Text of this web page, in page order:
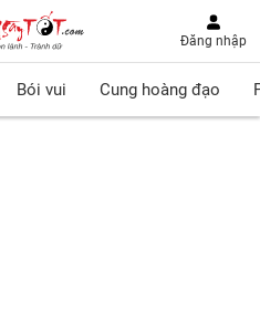
Đăng nhập
Bói vui Cung hoàng đạo